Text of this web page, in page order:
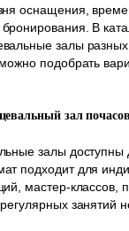
оснащения,
В
залы
подобрать
зал
залы доступны
подходит для
мастер-классов,
занятий